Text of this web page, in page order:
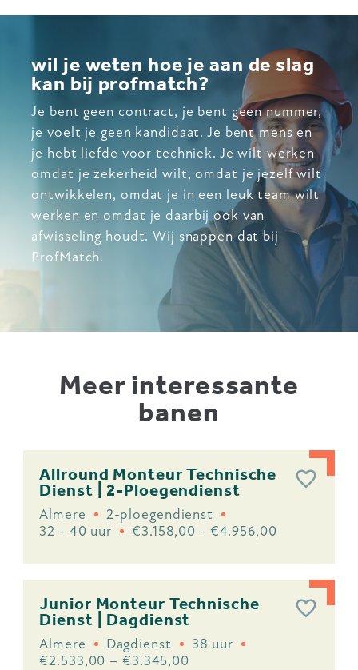
wil je weten hoe je aan de slag
kan bij profmatch?
Je bent geen contract, je bent geen nummer,
je voelt je geen kandidaat. Je bent mens en
je hebt liefde voor techniek. Je wilt werken
omdat je zekerheid wilt, omdat je jezelf wilt
ontwikkelen, omdat je in een leuk team wilt
werken en omdat je daarbij ook van
afwisseling houdt. Wij snappen dat bij
ProfMatch.
Meer interessante
banen
Allround Monteur Technische
Dienst | 2-Ploegendienst
Almere
2-ploegendienst
32 - 40 uur
€3.158,00 - €4.956,00
Junior Monteur Technische
Dienst | Dagdienst
Almere Dagdienst
38 uur
€2.533,00 – €3.345,00